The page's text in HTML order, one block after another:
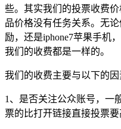
些。其实我们的投票收费
品价格没有任务关系。无
励，还是iphone7苹果手机
我们的收费都是一样的。
我们的收费主要与以下的因
1、是否关注公众账号，一
票的比打开链接直接投票要